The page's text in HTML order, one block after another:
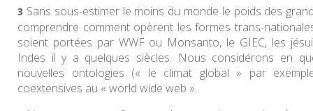
Sans sous-estimer le moins du monde le poids des
comprendre comment opèrent les formes trans-
soient portées par WWF ou Monsanto, le GIEC, les
Indes il y a quelques siècles. Nous considérons en
nouvelles ontologies (« le climat global » par
coextensives au « world wide web ».